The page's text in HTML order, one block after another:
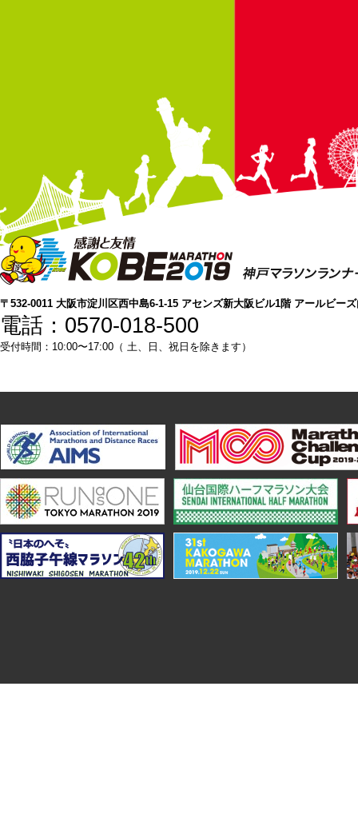
〒532-0011 大阪市淀川区西中島6-1-15 アセンズ新大阪ビル1階 アールビー
電話：0570-018-500
受付時間：10:00〜17:00（ 土、日、祝日を除きます）